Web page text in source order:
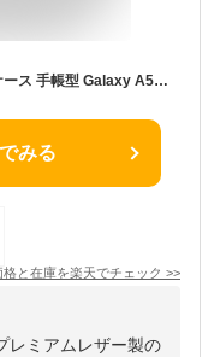
本革 Galaxy A25 S25 S24 S23 FE A22 ケース 手帳型 Galaxy A55 A54 A23 S22 S23 Ultra 手帳型 カバー ストラップ付き ギャラクシー A51 A32 5G A41 A2 スマホ ケース 牛革 galaxyS21 S20+ カバー 手帳型ケース 本革 耐衝撃 大人男子 女子 おしゃれ case スリム ベルトなし
みる
格と在庫を楽天でチェック >>
レミアムレザー製の